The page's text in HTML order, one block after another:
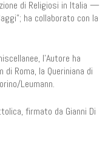
di Religiosi in Italia —
ha collaborato con la
l’Autore ha
di Roma, la Queriniana di
Leumann.
firmato da Gianni Di